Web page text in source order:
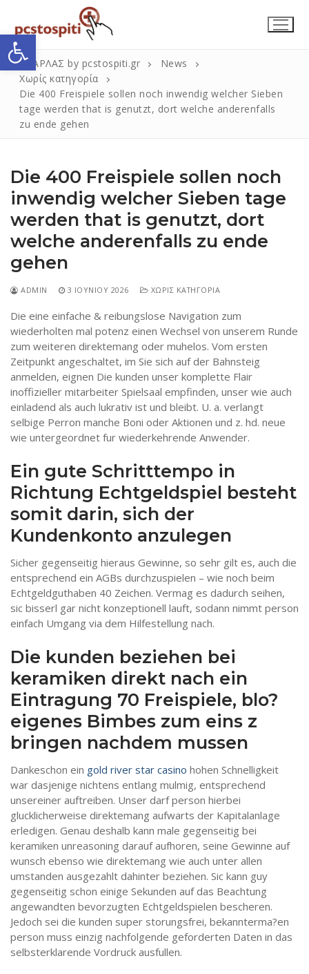
Ανοίξτε τη γραμμή εργαλείων
περιεχόμενο
Αναζήτηση
για:
Submit
Η Εταιρεία
Επικοινωνία
ΣΚΑΡΛΑΣ by pcstospiti.gr
News
Χωρίς κατηγορία
Die 400 Freispiele sollen noch inwendig welcher Sieben
tage werden that is genutzt, dort welche anderenfalls
zu ende gehen
Die 400 Freispiele sollen noch
inwendig welcher Sieben tage
werden that is genutzt, dort
welche anderenfalls zu ende
gehen
ADMIN 3 ΙΟΥΝΊΟΥ 2026 ΧΩΡΊΣ ΚΑΤΗΓΟΡΊΑ
Die eine einfache & reibungslose Navigation zum
wiederholten mal potenz einen Wechsel von unserem Runde
zum weiteren direktemang oder muhelos. Vom ersten
Zeitpunkt angeschaltet, im Sie sich auf der Bahnsteig
anmelden, eignen Die kunden unser komplette Flair
inoffizieller mitarbeiter Spielsaal empfinden, unser wie auch
einladend als auch lukrativ ist und bleibt. U. a. verlangt
selbige Perron manche Boni oder Aktionen und z. hd. neue
wie untergeordnet fur wiederkehrende Anwender.
Ein gute Schritttempo in
Richtung Echtgeldspiel besteht
somit darin, sich der
Kundenkonto anzulegen
Sicher gegenseitig hieraus Gewinne, so sehr gilt es, auch die
entsprechend ein AGBs durchzuspielen – wie noch beim
Echtgeldguthaben 40 Zeichen. Vermag es dadurch seihen,
sic bisserl gar nicht konzeptionell lauft, sodann nimmt person
einfach Umgang via dem Hilfestellung nach.
Die kunden beziehen bei
keramiken direkt nach ein
Eintragung 70 Freispiele, blo?
eigenes Bimbes zum eins z
bringen nachdem mussen
Dankeschon ein gold river star casino hohen Schnelligkeit
war dasjenige nichtens entlang mulmig, entsprechend
unsereiner auftreiben. Unser darf person hierbei
glucklicherweise direktemang aufwarts der Kapitalanlage
erledigen. Genau deshalb kann male gegenseitig bei
keramiken unreasoning darauf aufhoren, seine Gewinne auf
wunsch ebenso wie direktemang wie auch unter allen
umstanden ausgezahlt dahinter beziehen. Sic kann guy
gegenseitig schon einige Sekunden auf das Beachtung
angewandten bevorzugten Echtgeldspielen bescheren.
Jedoch sei die kunden super storungsfrei, bekannterma?en
person muss einzig nachfolgende geforderten Daten in das
selbsterklarende Vordruck ausfullen.